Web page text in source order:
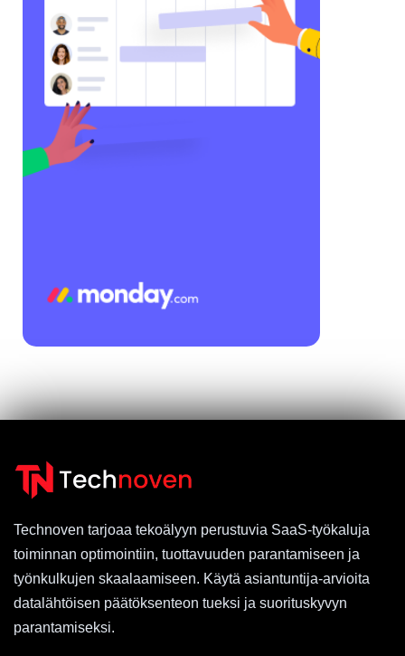
Technoven tarjoaa tekoälyyn perustuvia SaaS-työkaluja
toiminnan optimointiin, tuottavuuden parantamiseen ja
työnkulkujen skaalaamiseen. Käytä asiantuntija-arvioita
datalähtöisen päätöksenteon tueksi ja suorituskyvyn
parantamiseksi.